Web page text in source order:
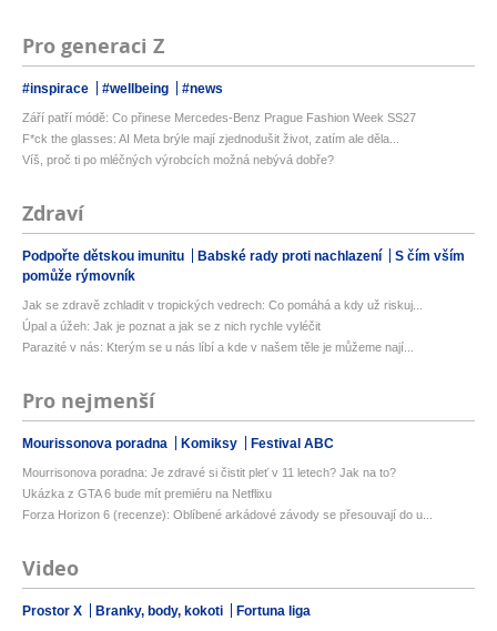
Pro generaci Z
#inspirace #wellbeing #news
Září patří módě: Co přinese Mercedes-Benz Prague Fashion Week SS27
F*ck the glasses: AI Meta brýle mají zjednodušit život, zatím ale děla...
Víš, proč ti po mléčných výrobcích možná nebývá dobře?
Zdraví
Podpořte dětskou imunitu Babské rady proti nachlazení
S čím vším
pomůže rýmovník
Jak se zdravě zchladit v tropických vedrech: Co pomáhá a kdy už riskuj...
Úpal a úžeh: Jak je poznat a jak se z nich rychle vyléčit
Parazité v nás: Kterým se u nás líbí a kde v našem těle je můžeme nají...
Pro nejmenší
Mourissonova poradna Komiksy Festival ABC
Mourrisonova poradna: Je zdravé si čistit pleť v 11 letech? Jak na to?
Ukázka z GTA 6 bude mít premiéru na Netflixu
Forza Horizon 6 (recenze): Oblíbené arkádové závody se přesouvají do u...
Video
Prostor X Branky, body, kokoti Fortuna liga